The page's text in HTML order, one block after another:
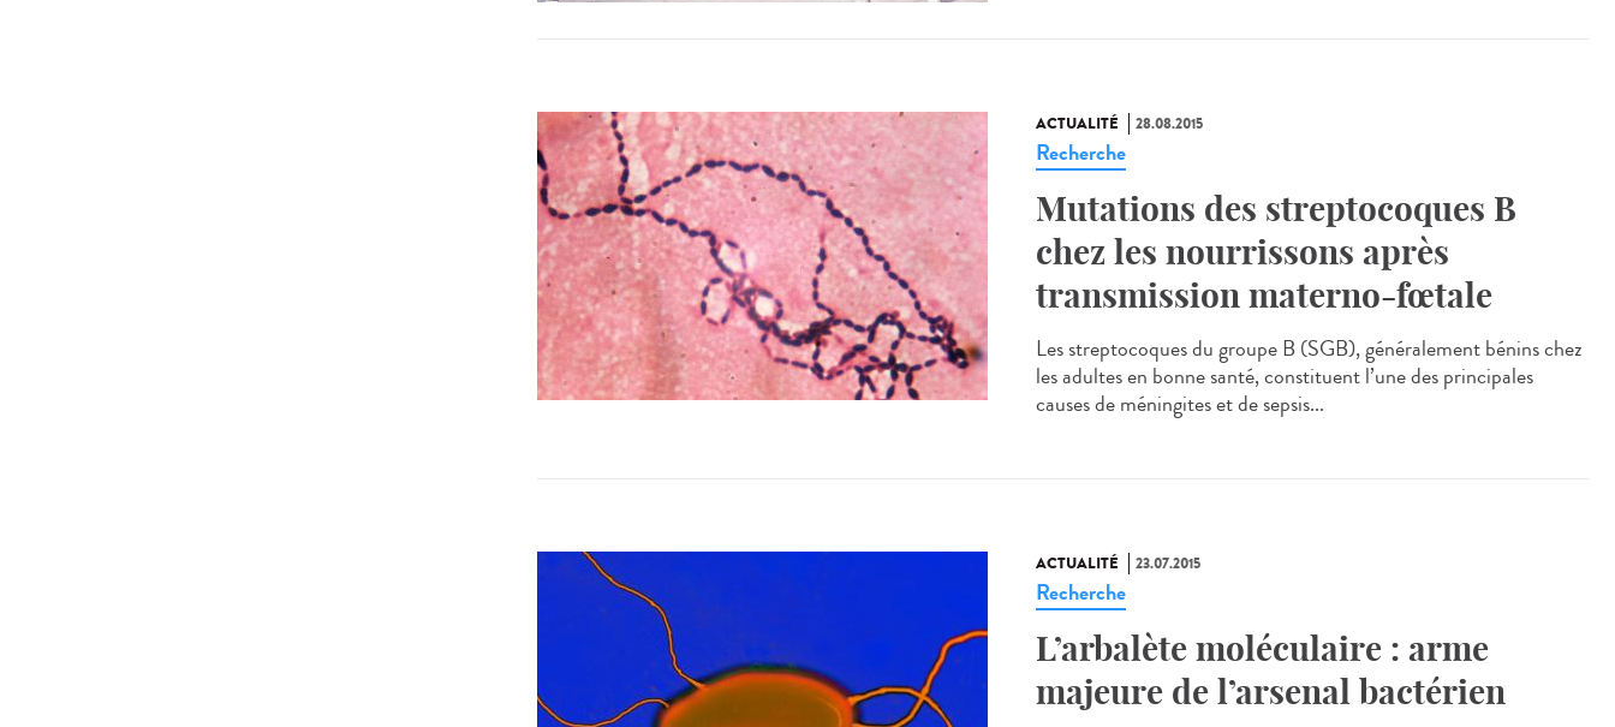
ACTUALITÉ 28.08.2015
Recherche
Mutations des streptocoques B
chez les nourrissons après
transmission materno-fœtale
Les streptocoques du groupe B (SGB), généralement bénins chez
les adultes en bonne santé, constituent l’une des principales
causes de méningites et de sepsis...
ACTUALITÉ 23.07.2015
Recherche
L’arbalète moléculaire : arme
majeure de l’arsenal bactérien